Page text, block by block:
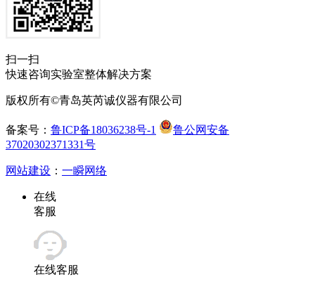
扫一扫
快速咨询实验室整体解决方案
版权所有©青岛英芮诚仪器有限公司
备案号： 鲁ICP备18036238号-1
鲁公网安备
37020302371331号
网站建设 ： 一瞬网络
在线
客服
在线客服